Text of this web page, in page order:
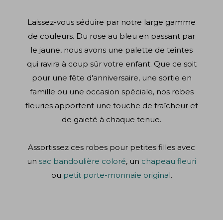
Laissez-vous séduire par notre large gamme
de couleurs. Du rose au bleu en passant par
le jaune, nous avons une palette de teintes
qui ravira à coup sûr votre enfant. Que ce soit
pour une fête d'anniversaire, une sortie en
famille ou une occasion spéciale, nos robes
fleuries apportent une touche de fraîcheur et
de gaieté à chaque tenue.
Assortissez ces robes pour petites filles avec
un sac bandoulière coloré, un chapeau fleuri
ou petit porte-monnaie original.